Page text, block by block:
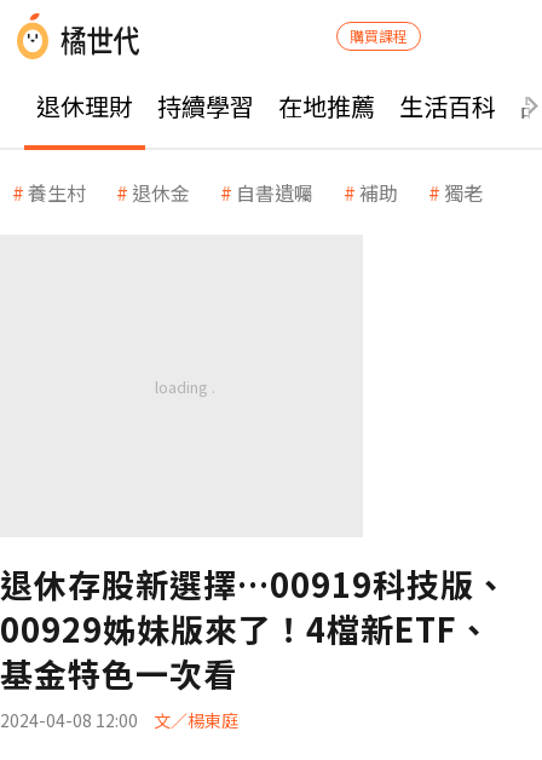
購買課程
退休理財 持續學習 在地推薦 生活百科
養生村 退休金 自書遺囑 補助 獨老
退休存股新選擇…00919科技版、
00929姊妹版來了！4檔新ETF、
基金特色一次看
2024-04-08 12:00 文／楊東庭